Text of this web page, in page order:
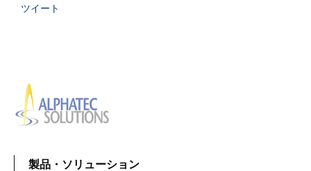
ツイート
製品・ソリューション